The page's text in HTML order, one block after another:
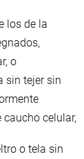
los de la
o
sin tejer sin
caucho celular,
o tela sin